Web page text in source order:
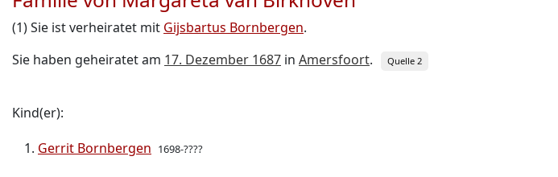
(1) Sie ist verheiratet mit Gijsbartus Bornbergen.
Sie haben geheiratet am 17. Dezember 1687 in Amersfoort. Quelle 2
Kind(er):
Gerrit Bornbergen 1698-????